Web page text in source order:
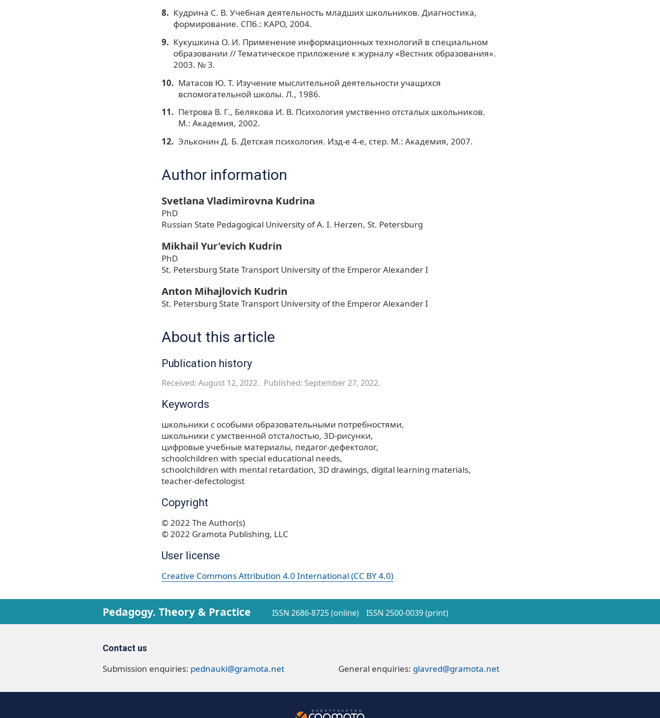
Кудрина С. В. Учебная деятельность младших школьников. Диагностика,
формирование. СПб.: КАРО, 2004.
Кукушкина О. И. Применение информационных технологий в специальном
образовании // Тематическое приложение к журналу «Вестник образования».
2003. № 3.
Матасов Ю. Т. Изучение мыслительной деятельности учащихся
вспомогательной школы. Л., 1986.
Петрова В. Г., Белякова И. В. Психология умственно отсталых школьников.
М.: Академия, 2002.
Эльконин Д. Б. Детская психология. Изд-е 4-е, стер. М.: Академия, 2007.
Author information
Svetlana Vladimirovna Kudrina
PhD
Russian State Pedagogical University of A. I. Herzen, St. Petersburg
Mikhail Yur'evich Kudrin
PhD
St. Petersburg State Transport University of the Emperor Alexander I
Anton Mihajlovich Kudrin
St. Petersburg State Transport University of the Emperor Alexander I
About this article
Publication history
Received: August 12, 2022. Published: September 27, 2022.
Keywords
школьники с особыми образовательными потребностями
школьники с умственной отсталостью 3D-рисунки
цифровые учебные материалы педагог-дефектолог
schoolchildren with special educational needs
schoolchildren with mental retardation 3D drawings digital learning materials
teacher-defectologist
Copyright
© 2022 The Author(s)
© 2022 Gramota Publishing, LLC
User license
Creative Commons Attribution 4.0 International (CC BY 4.0)
Pedagogy. Theory & Practice ISSN 2686-8725 (online) ISSN 2500-0039 (print)
Contact us
Submission enquiries: pednauki@gramota.net General enquiries: glavred@gramota.net